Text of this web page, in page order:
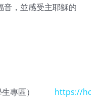
音，並感受主耶穌的
專區） https://